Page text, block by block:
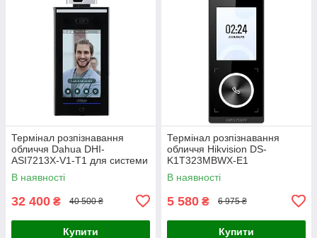
Термінал розпізнавання
обличчя Dahua DHI-
ASI7213X-V1-T1 для системи
контролю доступу з дисплеєм
7 дюймів та функцією
В наявності
32 400 ₴ 40 500 ₴
Купити
Термінал розпізнавання
обличчя Hikvision DS-
K1T323MBWX-E1
В наявності
5 580 ₴ 6 975 ₴
Купити